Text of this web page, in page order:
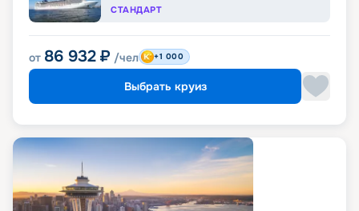
СТАНДАРТ
от 86 932 ₽ /чел +1 000
Выбрать круиз